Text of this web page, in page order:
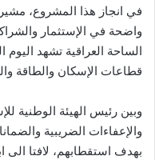
في انجاز هذا المشروع،
واضحة في الإستثمار
الساحة العراقية تشهد اليوم
قطاعات الإسكان والطاقة
وبين رئيس الهيئة الوطنية
والإعفاءات الضريبية
بهدف استقطابهم، لافتا